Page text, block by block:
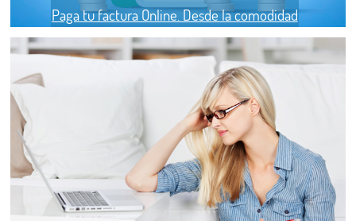
Paga tu factura Online. Desde la comodidad
de tu salón.